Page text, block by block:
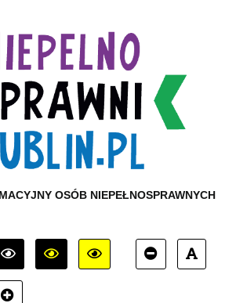
OSÓB NIEPEŁNOSPRAWNYCH